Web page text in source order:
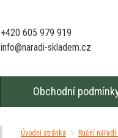
Obchodní
+420 605 979 919
info@naradi-skladem.cz
Úvodní stránka Ruční